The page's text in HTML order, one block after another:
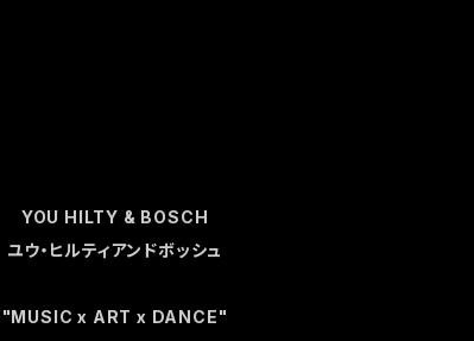
YOU HILTY & BOSCH
ユウ・ヒルティアンドボッシュ
"MUSIC x ART x DANCE"